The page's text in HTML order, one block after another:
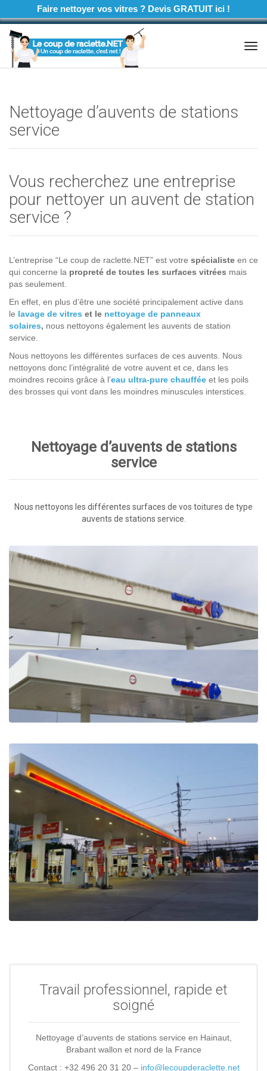
Faire nettoyer vos vitres ? Devis GRATUIT ici !
Nettoyage d’auvents de stations
service
Vous recherchez une entreprise
pour nettoyer un auvent de station
service ?
L’entreprise “Le coup de raclette.NET” est votre spécialiste en ce
qui concerne la propreté de toutes les surfaces vitrées mais
pas seulement.
En effet, en plus d’être une société principalement active dans
le lavage de vitres et le nettoyage de panneaux
solaires, nous nettoyons également les auvents de station
service.
Nous nettoyons les différentes surfaces de ces auvents. Nous
nettoyons donc l’intégralité de votre auvent et ce, dans les
moindres recoins grâce à l’eau ultra-pure chauffée et les poils
des brosses qui vont dans les moindres minuscules interstices.
Nettoyage d’auvents de stations
service
Nous nettoyons les différentes surfaces de vos toitures de type
auvents de stations service.
Travail professionnel, rapide et
soigné
Nettoyage d’auvents de stations service en Hainaut,
Brabant wallon et nord de la France
Contact : +32 496 20 31 20 – info@lecoupderaclette.net